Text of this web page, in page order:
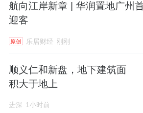
航向江岸新章 | 华润置地广州
迎客
原创 乐居财经 刚刚
顺义仁和新盘，地下建筑面
积大于地上
进深 1小时前